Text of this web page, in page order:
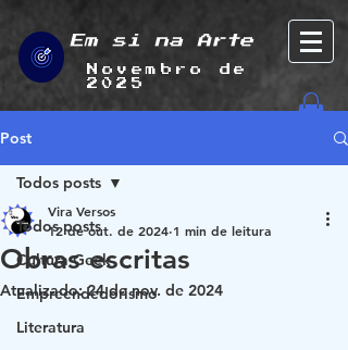
Em si na Arte
Novembro de
2025
Post
Todos posts
Cultura Geek
Empreendedorismo
Literatura
Todos posts
Obras escritas
Vira Versos
12 de out. de 2024 1 min de leitura
Atualizado:24 de nov. de 2024